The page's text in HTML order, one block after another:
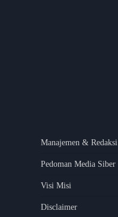
Manajemen & Redaksi
Pedoman Media Siber
Visi Misi
Disclaimer